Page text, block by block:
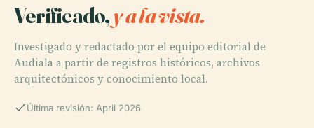
Verificado,y a la vista.
Investigado y redactado por el equipo editorial de
Audiala a partir de registros históricos, archivos
arquitectónicos y conocimiento local.
Última revisión: April 2026